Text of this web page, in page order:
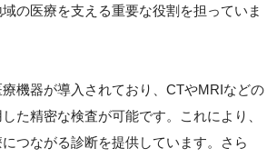
の医療を支える重要な役割を担っていま
機器が導入されており、CTやMRIなどの
た精密な検査が可能です。これにより、
つながる診断を提供しています。さら